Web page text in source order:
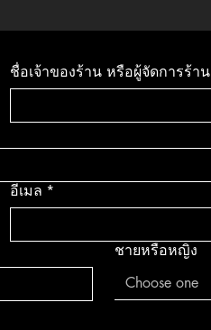
ชื่อเจ้าของร้าน หรือผู้จัดการร้าน
อีเมล *
ชายหรือหญิง
Choose one